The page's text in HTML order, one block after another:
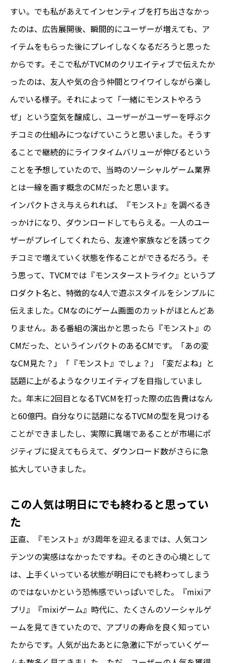
すい。でも私があえてインセンティブを打ち出さなかっ
たのは、広告展開後、瞬間的にユーザーが増えても、ア
イテムをもらった後にプレイしなくなるだろうと思った
からです。そこで私がTVCMのクリエイティブで伝えたか
ったのは、友人や気の合う仲間とワイワイしながら楽し
んでいる様子。それによって「一緒にモンストやろう
ぜ」という空気を醸成し、ユーザーがユーザーを呼ぶク
チコミの仕組みにつなげていこうと思いました。そうす
ることで継続的にライフタイムバリューが伸びるという
ことを予想していたので、当時のソーシャルゲーム業界
とは一線を画す概念のCMだったと思います。
インパクトさえ与えられれば、『モンスト』を調べるき
っかけになり、ダウンロードしてもらえる。一人のユー
ザーがプレイしてくれたら、友達や家族などを誘ってク
チコミで増えていく状態を作ることができるだろう。そ
う思って、TVCMでは『モンスターストライク』というプ
ロダクト名と、特徴的な4人で遊ぶスタイルをシンプルに
伝えました。CMなのにゲーム画面のカットがほとんどあ
りません。ある番組の演出かと思ったら『モンスト』の
CMだった、というインパクトのあるCMです。「あの変
なCM見た？」「『モンスト』でしょ？」「変だよね」と
話題に上がるようなクリエイティブを目指していまし
た。年末に2回目となるTVCMを打った際の広告費はなん
と60億円。自分なりに話題になるTVCMの型を見つける
ことができましたし、実際に異端であることが市場にポ
ジティブに捉えてもらえて、ダウンロード数がさらに急
拡大していきました。
この人気は明日にでも終わると思ってい
た
正直、『モンスト』が3周年を迎えるまでは、人気コン
テンツの実感はなかったですね。そのときの心境として
は、上手くいっている状態が明日にでも終わってしまう
のではないかという恐怖感でいっぱいでした。『mixiア
プリ』『mixiゲーム』時代に、たくさんのソーシャルゲ
ームを見てきていたので、アプリの寿命を良く知ってい
たからです。人気が出たあとに急激に下がっていくゲー